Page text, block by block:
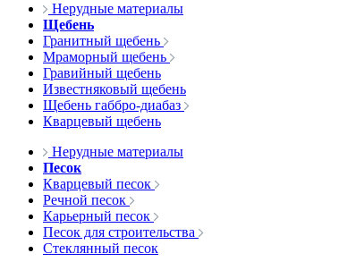
Нерудные материалы
Щебень
Гранитный щебень
Мраморный щебень
Гравийный щебень
Известняковый щебень
Щебень габбро-диабаз
Кварцевый щебень
Нерудные материалы
Песок
Кварцевый песок
Речной песок
Карьерный песок
Песок для строительства
Стеклянный песок